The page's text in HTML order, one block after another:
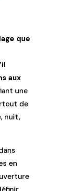
que
aux
une
de
nuit,
en